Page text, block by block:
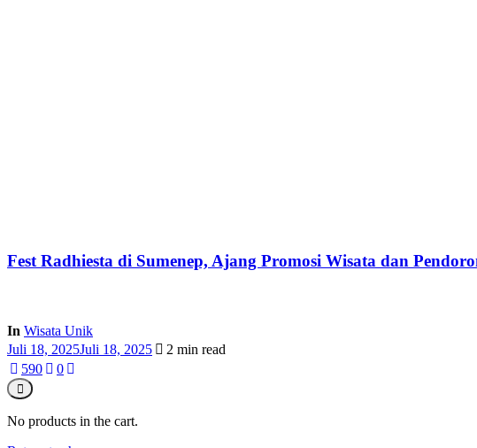
Fest Radhiesta di Sumenep, Ajang Promosi Wisata dan
In Wisata Unik
Juli 18, 2025Juli 18, 2025
2 min read
590 0
No products in the cart.